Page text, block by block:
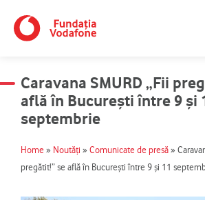
content
Caravana SMURD „Fii
află în București între 9 și
septembrie
Home » Noutăți » Comunicate de presă »
pregătit!” se află în București între 9 și 11